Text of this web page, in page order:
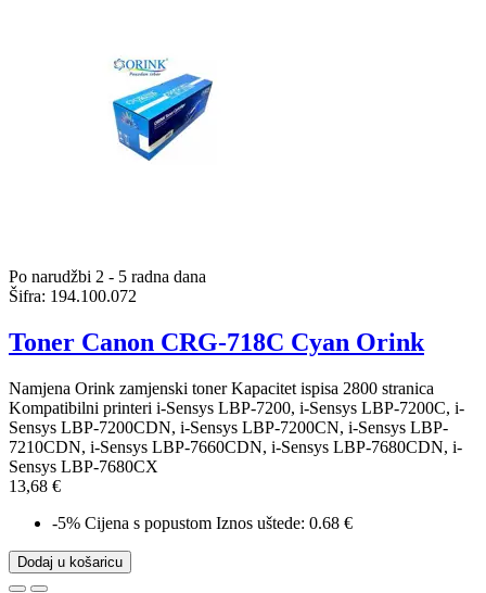
Po narudžbi 2 - 5 radna dana
Šifra: 194.100.072
Toner Canon CRG-718C Cyan Orink
Namjena Orink zamjenski toner Kapacitet ispisa 2800 stranica
Kompatibilni printeri i-Sensys LBP-7200, i-Sensys LBP-7200C, i-
Sensys LBP-7200CDN, i-Sensys LBP-7200CN, i-Sensys LBP-
7210CDN, i-Sensys LBP-7660CDN, i-Sensys LBP-7680CDN, i-
Sensys LBP-7680CX
13,68 €
-5% Cijena s popustom Iznos uštede: 0.68 €
Dodaj u košaricu